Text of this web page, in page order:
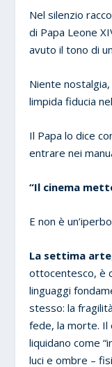
Nel silenzio
di Papa Leone
avuto il tono di
Niente
limpida fiducia
Il Papa lo dice
entrare nei
“Il cinema
E non è
La settima arte
ottocentesco, è
linguaggi
stesso: la
fede, la morte. Il
liquidano come
luci e ombre –